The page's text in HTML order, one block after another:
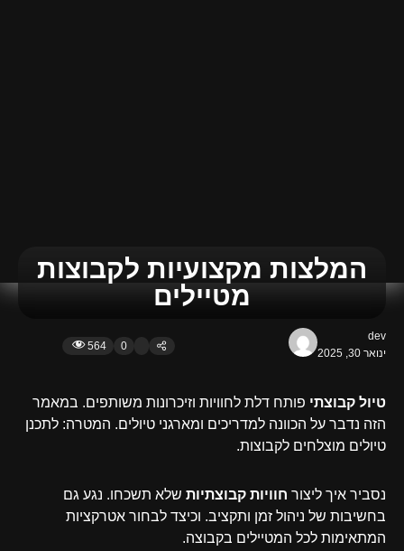
המלצות מקצועיות לקבוצות
מטיילים
dev
ינואר 30, 2025
0
564
טיול קבוצתי פותח דלת לחוויות וזיכרונות משותפים. במאמר
הזה נדבר על הכוונה למדריכים ומארגני טיולים. המטרה: לתכנן
טיולים מוצלחים לקבוצות.
נסביר איך ליצור חוויות קבוצתיות שלא תשכחו. נגע גם
בחשיבות של ניהול זמן ותקציב. וכיצד לבחור אטרקציות
המתאימות לכל המטיילים בקבוצה.